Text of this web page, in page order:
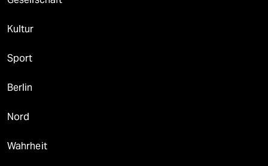
Kultur
Sport
Berlin
Nord
Wahrheit